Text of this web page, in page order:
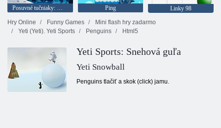
Posuvné tučniaky: Mincovňa Ping
Linky 98
Hry Online
Funny Games
Mini flash hry zadarmo
Yeti (Yeti). Yeti Sports
Penguins Html5
Yeti Sports: Snehová guľa
Yeti Snowball
Penguins tlačiť a skok (click) jamu.